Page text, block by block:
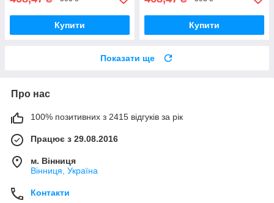
Купити Купити
Показати ще
Про нас
100% позитивних з 2415 відгуків за рік
Працює з 29.08.2016
м. Вінниця
Вінниця, Україна
Контакти